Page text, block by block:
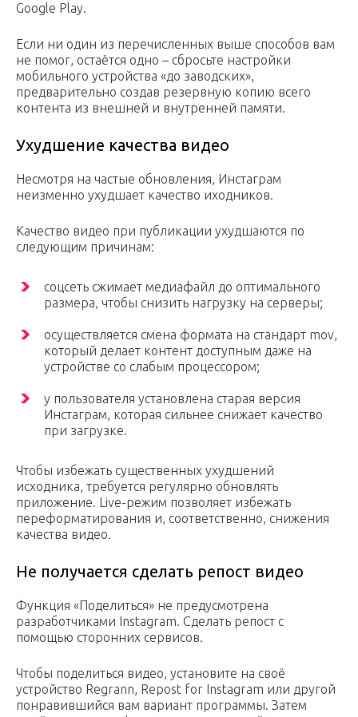
Google Play.
Если ни один из перечисленных выше способов вам
не помог, остаётся одно – сбросьте настройки
мобильного устройства «до заводских»,
предварительно создав резервную копию всего
контента из внешней и внутренней памяти.
Ухудшение качества видео
Несмотря на частые обновления, Инстаграм
неизменно ухудшает качество иходников.
Качество видео при публикации ухудшаются по
следующим причинам:
соцсеть сжимает медиафайл до оптимального
размера, чтобы снизить нагрузку на серверы;
осуществляется смена формата на стандарт mov,
который делает контент доступным даже на
устройстве со слабым процессором;
у пользователя установлена старая версия
Инстаграм, которая сильнее снижает качество
при загрузке.
Чтобы избежать существенных ухудшений
исходника, требуется регулярно обновлять
приложение. Live-режим позволяет избежать
переформатирования и, соответственно, снижения
качества видео.
Не получается сделать репост видео
Функция «Поделиться» не предусмотрена
разработчиками Instagram. Сделать репост с
помощью сторонних сервисов.
Чтобы поделиться видео, установите на своё
устройство Regrann, Repost for Instagram или другой
понравившийся вам вариант программы. Затем